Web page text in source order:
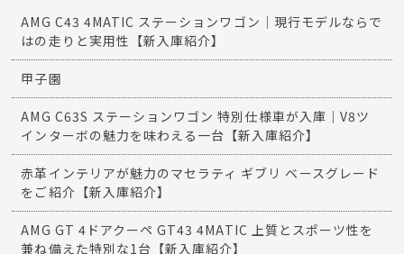
AMG C43 4MATIC ステーションワゴン｜現行モデルならで
はの走りと実用性【新入庫紹介】
甲子園
AMG C63S ステーションワゴン 特別仕様車が入庫｜V8ツ
インターボの魅力を味わえる一台【新入庫紹介】
赤革インテリアが魅力のマセラティ ギブリ ベースグレード
をご紹介【新入庫紹介】
AMG GT 4ドアクーペ GT43 4MATIC 上質とスポーツ性を
兼ね備えた特別な1台【新入庫紹介】